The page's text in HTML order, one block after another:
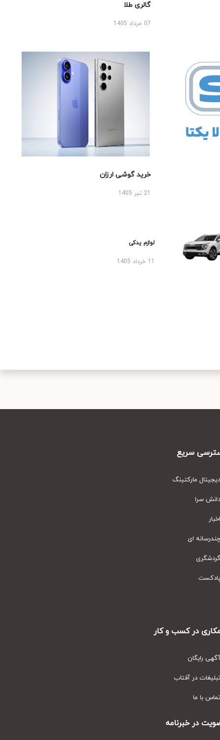
گالری طلا
07 مرداد 1405
خرید گوشی ارزان
لوازم یدکی
سریع
مارکتینگ
سرا
ای
در کسب و کار
رایگان
در آفتاب
با ما
در خبرنامه